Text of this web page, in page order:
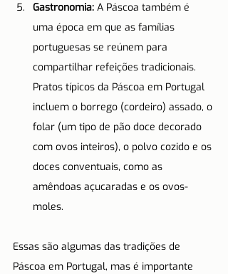
Gastronomia: A Páscoa também é
uma época em que as famílias
portuguesas se reúnem para
compartilhar refeições tradicionais.
Pratos típicos da Páscoa em Portugal
incluem o borrego (cordeiro) assado, o
folar (um tipo de pão doce decorado
com ovos inteiros), o polvo cozido e os
doces conventuais, como as
amêndoas açucaradas e os ovos-
moles.
Essas são algumas das tradições de
Páscoa em Portugal, mas é importante